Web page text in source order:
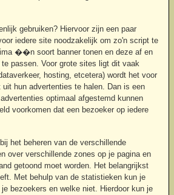
gebruiken? Hiervoor zijn een paar
iedere site noodzakelijk om zo'n script te
��n soort banner tonen en deze af en
passen. Voor grote sites ligt dit vaak
hosting, etcetera) wordt het voor
hun advertenties te halen. Dan is een
optimaal afgestemd kunnen
voorkomen dat een bezoeker op iedere
het beheren van de verschillende
over verschillende zones op je pagina en
getoond moet worden. Het belangrijkst
Met behulp van de statistieken kun je
bezoekers en welke niet. Hierdoor kun je